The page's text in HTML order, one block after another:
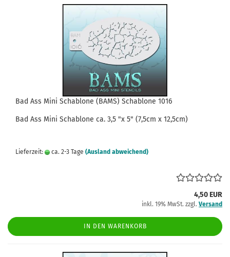
Bad Ass Mini Schablone (BAMS) Schablone 1016
Bad Ass Mini Schablone ca. 3,5 "x 5" (7,5cm x 12,5cm)
Lieferzeit: ca. 2-3 Tage (Ausland abweichend)
4,50 EUR
inkl. 19% MwSt. zzgl. Versand
IN DEN WARENKORB